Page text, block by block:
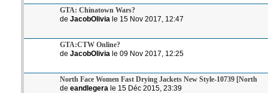
GTA: Chinatown Wars?
de JacobOlivia le 15 Nov 2017, 12:47
GTA:CTW Online?
de JacobOlivia le 09 Nov 2017, 12:25
North Face Women Fast Drying Jackets New Style-10739 [North
de eandlegera le 15 Déc 2015, 23:39